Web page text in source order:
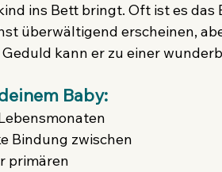
ins Bett bringt. Oft ist es das
überwältigend erscheinen,
kann er zu einer
Baby:
Bindung zwischen
primären